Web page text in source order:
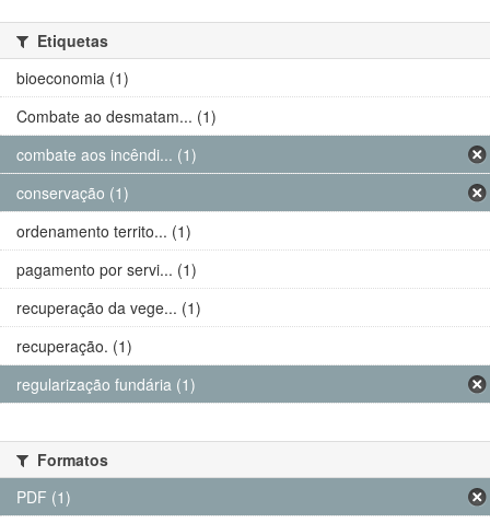
Etiquetas
bioeconomia (1)
Combate ao desmatam... (1)
combate aos incêndi... (1)
conservação (1)
ordenamento territo... (1)
pagamento por servi... (1)
recuperação da vege... (1)
recuperação. (1)
regularização fundária (1)
Formatos
PDF (1)